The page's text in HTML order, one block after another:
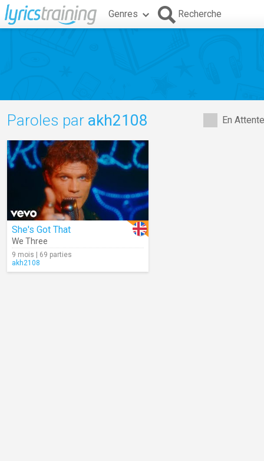
Genres Recherche
En
Paroles par akh2108
She's Got That
We Three
9 mois | 69 parties
akh2108